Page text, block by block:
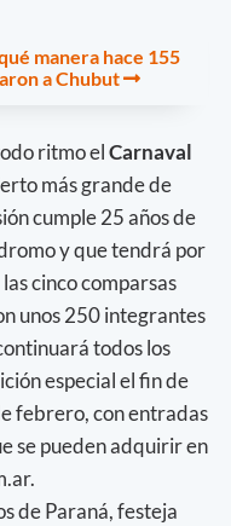
manera hace 155
a Chubut
ritmo elCarnaval
más grande de
cumple 25 años de
y que tendrá por
cinco comparsas
unos 250 integrantes
todos los
especial el fin de
febrero, con entradas
se pueden adquirir en
de Paraná, festeja